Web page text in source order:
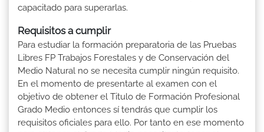
capacitado para superarlas.
Requisitos a cumplir
Para estudiar la formación preparatoria de las Pruebas
Libres FP Trabajos Forestales y de Conservación del
Medio Natural no se necesita cumplir ningún requisito.
En el momento de presentarte al examen con el
objetivo de obtener el Titulo de Formación Profesional
Grado Medio entonces sí tendrás que cumplir los
requisitos oficiales para ello. Por tanto en ese momento